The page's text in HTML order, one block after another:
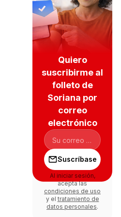
Quiero
suscribirme al
folleto de
Soriana por
correo
electrónico
Suscríbase
Al iniciar sesión,
acepta las
condiciones de uso
y el tratamiento de
datos personales.